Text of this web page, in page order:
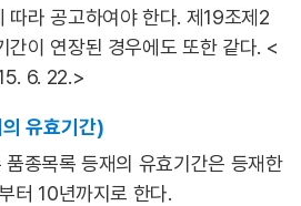
따라 공고하여야 한다. 제19조제2
간이 연장된 경우에도 또한 같다. <
6. 22.>
유효기간)
종목록 등재의 유효기간은 등재한
터 10년까지로 한다.